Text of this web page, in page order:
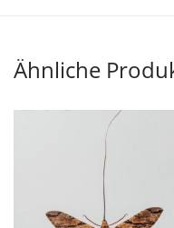
Ähnliche